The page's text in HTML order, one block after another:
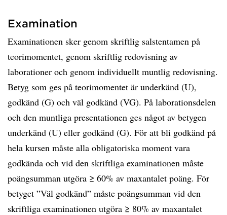
Examination
Examinationen sker genom skriftlig salstentamen på
teorimomentet, genom skriftlig redovisning av
laborationer och genom individuellt muntlig redovisning.
Betyg som ges på teorimomentet är underkänd (U),
godkänd (G) och väl godkänd (VG). På laborationsdelen
och den muntliga presentationen ges något av betygen
underkänd (U) eller godkänd (G). För att bli godkänd på
hela kursen måste alla obligatoriska moment vara
godkända och vid den skriftliga examinationen måste
poängsumman utgöra ≥ 60% av maxantalet poäng. För
betyget ”Väl godkänd” måste poängsumman vid den
skriftliga examinationen utgöra ≥ 80% av maxantalet